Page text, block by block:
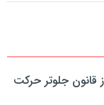
قانون جلوتر حرکت